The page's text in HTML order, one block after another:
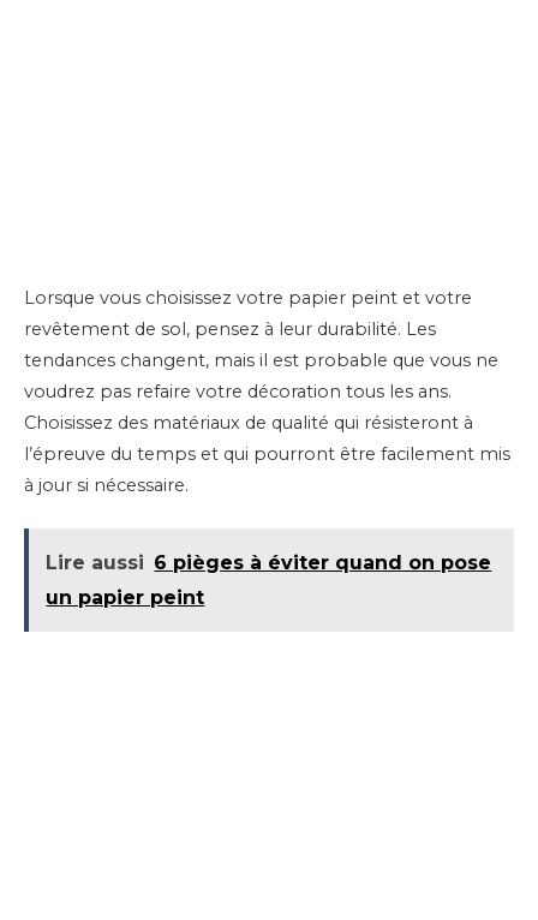
Lorsque vous choisissez votre papier peint et votre
revêtement de sol, pensez à leur durabilité. Les
tendances changent, mais il est probable que vous ne
voudrez pas refaire votre décoration tous les ans.
Choisissez des matériaux de qualité qui résisteront à
l’épreuve du temps et qui pourront être facilement mis
à jour si nécessaire.
Lire aussi 6 pièges à éviter quand on pose
un papier peint